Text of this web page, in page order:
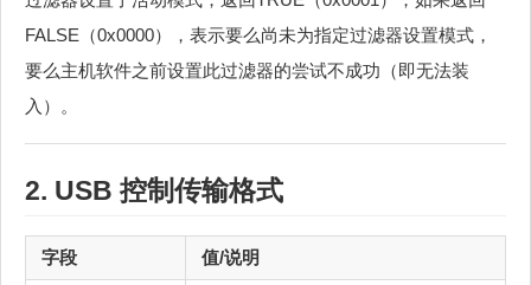
FALSE（0x0000），表示要么尚未为指定过滤器设置模式，
要么主机软件之前设置此过滤器的尝试不成功（即无法装
入）。
2. USB 控制传输格式
字段 值/说明